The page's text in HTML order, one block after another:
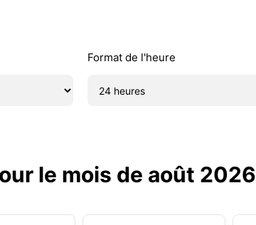
Format de l'heure
le mois de août 2026